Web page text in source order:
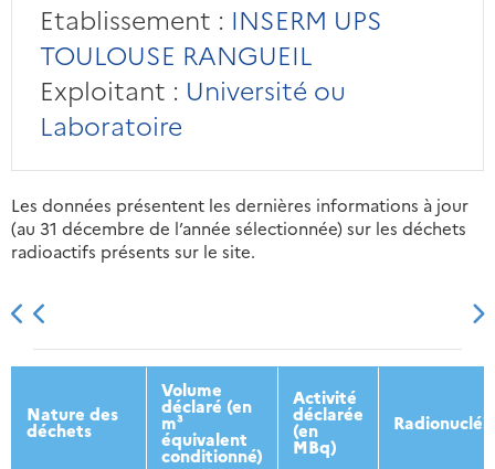
Etablissement : INSERM UPS
TOULOUSE RANGUEIL
Exploitant : Université ou
Laboratoire
Les données présentent les dernières informations à jour
(au 31 décembre de l’année sélectionnée) sur les déchets
radioactifs présents sur le site.
2013 2014 2015 2016
Nature des
déchets
Volume
déclaré (en
m³
équivalent
conditionné)
Activité
déclarée
(en
MBq)